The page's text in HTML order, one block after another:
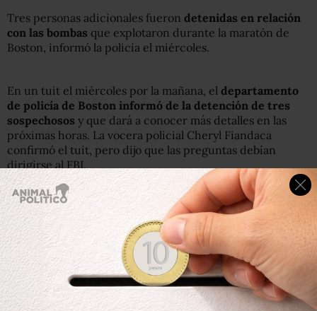
Tres personas adicionales fueron detenidas en relación
con las bombas que explotaron durante la maratón de
Boston, informó la policía el miércoles.
En un tuit el miércoles por la mañana, el departamento
de policía de Boston informó de la detención de tres
sospechosos y que dará a conocer más detalles en las
próximas horas. La vocera policial Cheryl Fiandaca
confirmó el tuit, pero dijo que las preguntas debían
dirigirse al FBI.
“
Tres sospechosos más fueron detenidos en el caso del
atentado del maratón
“, indicó la Policía en su cuenta
Twitter sin aportar más detalles.
Una fuente dijo a la cadena CNN quelos sospechosos
están bajo custodia del FBI, son estudiantes y podrían
ser acusados de obstrucción de la justicia.